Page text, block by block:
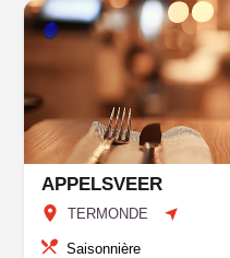
APPELSVEER
TERMONDE
Saisonnière